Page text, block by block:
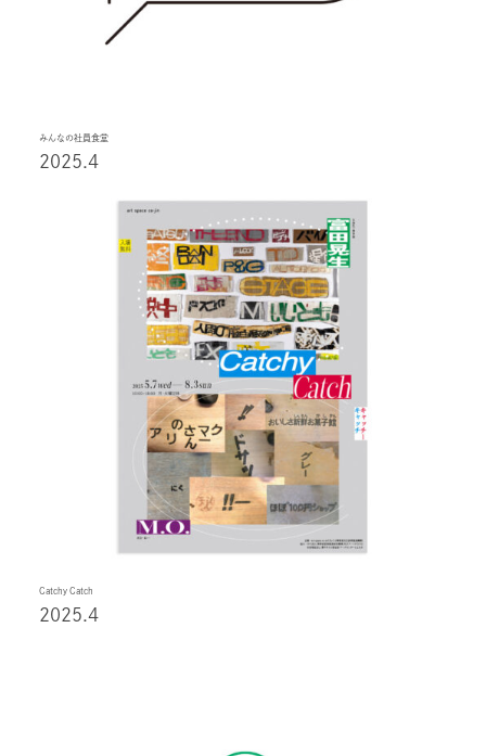
みんなの社員食堂
2025.4
Catchy Catch
2025.4